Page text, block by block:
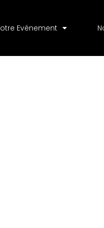
Evénement